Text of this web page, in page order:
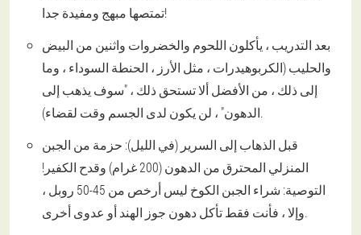
تمتصها مبهج ومفيدة جدا!
بعد التدريب ، يأكلون اللحوم والخضروات واثنين من البيض
والحليب (الكربوهيدرات ، مثل الأرز ، الحنطة السوداء ، وما
إلى ذلك ، من الأفضل ألا تستحق ذلك ، "سوف يذهب إلى
الدهون" ، لن يكون لدى الجسم وقت لقضاء).
قبل الذهاب إلى السرير (في الليل): حزمة من الجبن
المنزلي المحترق من الدهون (200 غرام) وقدح الكفير!
التوصية: شراء الجبن الكوخ ليس أرخص من 45-50 روبل ،
وإلا ، فأنت فقط تأكل دهون جوز الهند أو عدوى أخرى.